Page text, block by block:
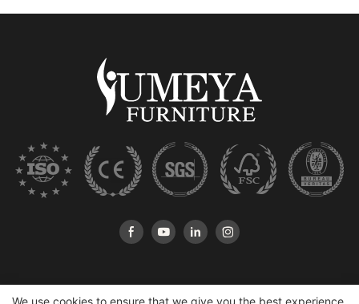
We use cookies to ensure that we give you the best experience